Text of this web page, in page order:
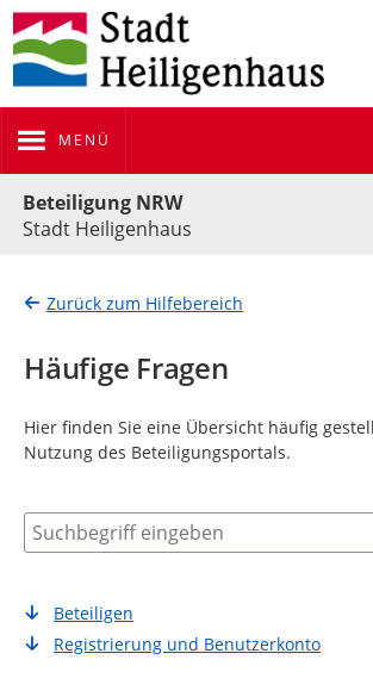
MENÜ
Beteiligung NRW
Stadt Heiligenhaus
Zurück zum Hilfebereich
Häufige Fragen
Hier finden Sie eine Übersicht häufig
Nutzung des Beteiligungsportals.
Suchbegriff eingeben
Beteiligen
Registrierung und Benutzerkonto